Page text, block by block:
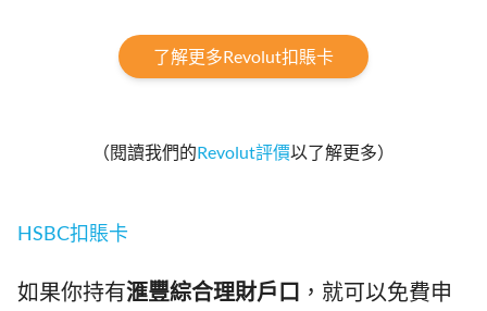
了解更多Revolut扣賬卡
（閱讀我們的Revolut評價以了解更多）
HSBC扣賬卡
如果你持有滙豐綜合理財戶口 ，就可以免費申